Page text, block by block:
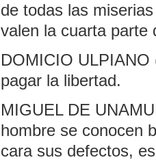
de todas las
valen la cuarta parte
DOMICIO ULPIANO
pagar la libertad.
MIGUEL DE
hombre se conocen
cara sus defectos,